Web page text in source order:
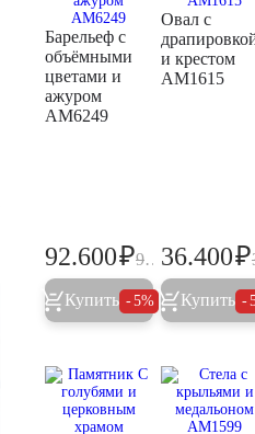
Барельеф с
объёмными
цветами и
ажуром
AM6249
97.500
92.600₽
Купить 5%
Овал с
и крестом
AM1615
36.400₽
Купить